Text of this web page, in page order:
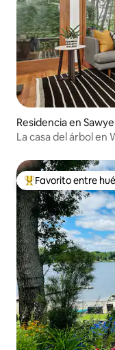
Residencia en
La casa del árbol en
De los mejores en
Favorito entre